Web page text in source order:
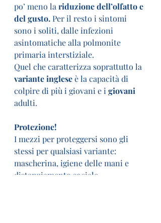
po’ meno la riduzione dell’olfatto e
del gusto. Per il resto i sintomi
sono i soliti, dalle infezioni
asintomatiche alla polmonite
primaria interstiziale.
Quel che caratterizza soprattutto la
variante inglese è la capacità di
colpire di più i giovani e i giovani
adulti.
Protezione!
I mezzi per proteggersi sono gli
stessi per qualsiasi variante:
mascherina, igiene delle mani e
distanziamento sociale.